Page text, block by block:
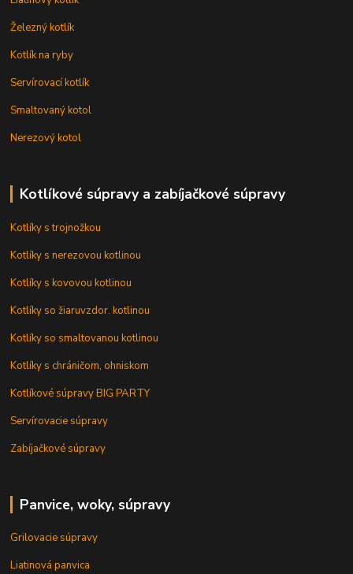
Železný kotlík
Kotlík na ryby
Servírovací kotlík
Smaltovaný kotol
Nerezový kotol
Kotlíkové súpravy a zabíjačkové súpravy
Kotlíky s trojnožkou
Kotlíky s nerezovou kotlinou
Kotlíky s kovovou kotlinou
Kotlíky so žiaruvzdor. kotlinou
Kotlíky so smaltovanou kotlinou
Kotlíky s chráničom, ohniskom
Kotlíkové súpravy BIG PARTY
Servírovacie súpravy
Zabíjačkové súpravy
Panvice, woky, súpravy
Grilovacie súpravy
Liatinová panvica